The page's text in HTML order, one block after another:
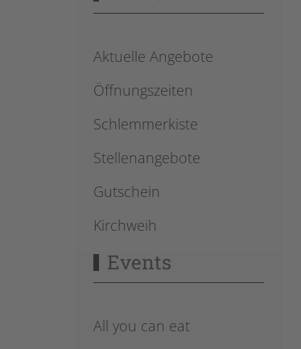
Aktuelle Angebote
Öffnungszeiten
Schlemmerkiste
Stellenangebote
Gutschein
Kirchweih
Events
All you can eat